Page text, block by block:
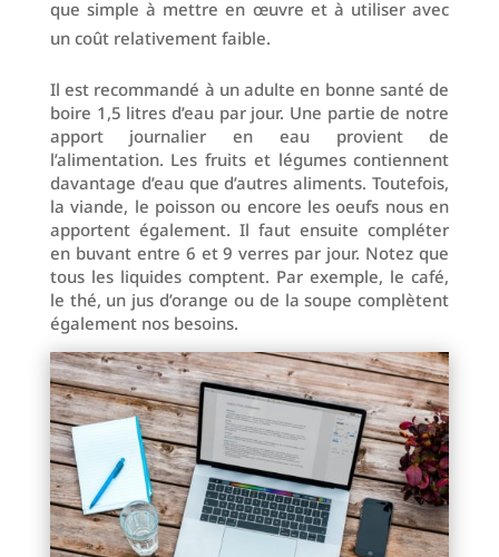
que simple à mettre en œuvre et à utiliser avec
un coût relativement faible.
Il est recommandé à un adulte en bonne santé de
boire 1,5 litres d’eau par jour. Une partie de notre
apport journalier en eau provient de
l’alimentation. Les fruits et légumes contiennent
davantage d’eau que d’autres aliments. Toutefois,
la viande, le poisson ou encore les oeufs nous en
apportent également. Il faut ensuite compléter
en buvant entre 6 et 9 verres par jour. Notez que
tous les liquides comptent. Par exemple, le café,
le thé, un jus d’orange ou de la soupe complètent
également nos besoins.